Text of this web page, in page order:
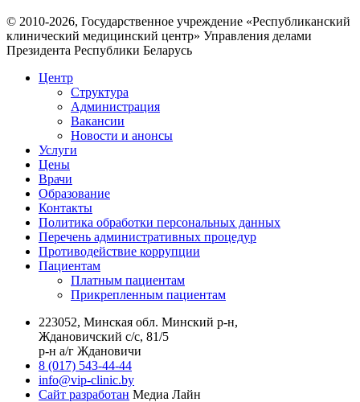
© 2010-2026, Государственное учреждение «Республиканский
клинический медицинский центр» Управления делами
Президента Республики Беларусь
Центр
Структура
Администрация
Вакансии
Новости и анонсы
Услуги
Цены
Врачи
Образование
Контакты
Политика обработки персональных данных
Перечень административных процедур
Противодействие коррупции
Пациентам
Платным пациентам
Прикрепленным пациентам
223052, Минская обл. Минский р-н,
Ждановичский с/с, 81/5
р-н а/г Ждановичи
8 (017) 543-44-44
info@vip-clinic.by
Сайт разработан Медиа Лайн